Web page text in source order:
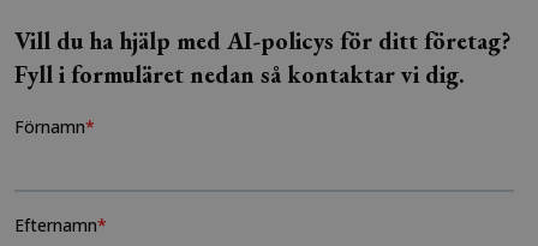
Vill du ha hjälp med AI-policys för ditt företag?
Fyll i formuläret nedan så kontaktar vi dig.